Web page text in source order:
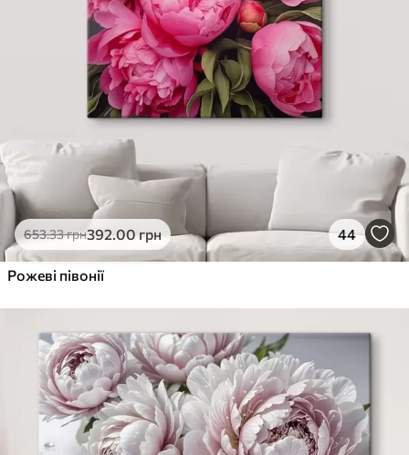
653.33грн392.00 грн 44
Рожеві півонії